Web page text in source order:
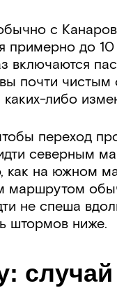
с
примерно до
включаются
почти
либо
переход
северным
как на южном
маршрутом
не спеша
штормов ниже.